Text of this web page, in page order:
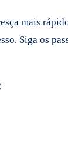
mais
Siga os